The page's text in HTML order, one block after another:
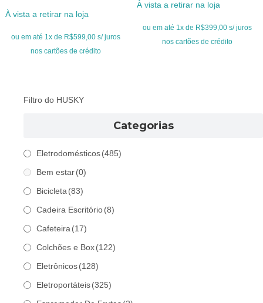
era:
R$699,00.
atual
é:
R$599,00.
À vista a retirar na loja
ou em até 1x de R$599,00 s/ juros
nos cartões de crédito
era:
R$549,00.
atual
é:
R$399,00.
À vista a retirar na loja
ou em até 1x de R$399,00 s/ juros
nos cartões de crédito
Filtro do HUSKY
Categorias
Eletrodomésticos (485)
Bem estar (0)
Bicicleta (83)
Cadeira Escritório (8)
Cafeteira (17)
Colchões e Box (122)
Eletrônicos (128)
Eletroportáteis (325)